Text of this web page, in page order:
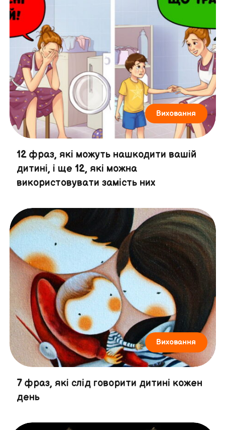
Виховання
12 фраз, які можуть нашкодити вашій
дитині, і ще 12, які можна
використовувати замість них
Виховання
7 фраз, які слід говорити дитині кожен
день